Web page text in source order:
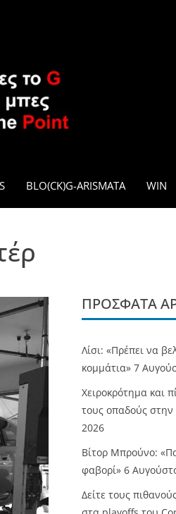
BLO(CK)G-ARISMATA WIN
ΠΡΌΣΦΑΤΑ
Λίσι: «Πρέπει να
κομμάτια» 7
Χειροκρότημα και
τους οπαδούς
2026
Βίτορ Μπρούνο:
φαβορί» 6
Δείτε τους